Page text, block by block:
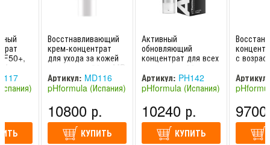
/
Восстнавливающий
крем-концентрат
для ухода за кожей
вокруг глаз 20 гр MD
E.Y.E. Recovery Cre
Артикул: MD116
pHformula (Испания)
10800 р.
КУПИТЬ
Активный
обновляющий
концентрат для всех
A.C.T.I.V.E. formula
/ pHformula
Артикул: PH142
pHformula (Испания)
10240 р.
КУПИТЬ
с
A.G.E.
pHfo
Артикул: